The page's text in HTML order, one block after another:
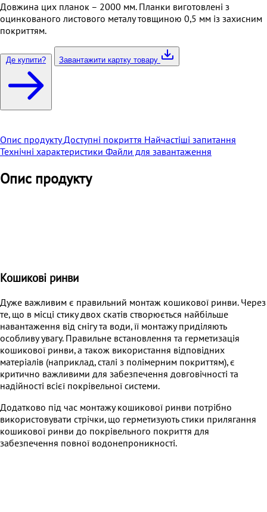
Довжина цих планок – 2000 мм. Планки виготовлені з
оцинкованого листового металу товщиною 0,5 мм із захисним
покриттям.
Де купити? Завантажити картку товару
Опис продуктуДоступні покриття Найчастіші запитання
Технічні характеристики Файли для завантаження
Опис продукту
Кошикові ринви
Дуже важливим є правильний монтаж кошикової ринви. Через
те, що в місці стику двох скатів створюється найбільше
навантаження від снігу та води, її монтажу приділяють
особливу увагу. Правильне встановлення та герметизація
кошикової ринви, а також використання відповідних
матеріалів (наприклад, сталі з полімерним покриттям), є
критично важливими для забезпечення довговічності та
надійності всієї покрівельної системи.
Додатково під час монтажу кошикової ринви потрібно
використовувати стрічки, що герметизують стики прилягання
кошикової ринви до покрівельного покриття для
забезпечення повної водонепроникності.